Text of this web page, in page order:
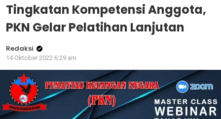
Tingkatan Kompetensi Anggota,
PKN Gelar Pelatihan Lanjutan
Redaksi
14 Oktober 2022 6:29 am